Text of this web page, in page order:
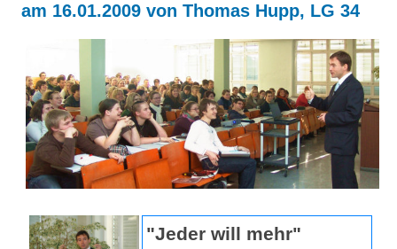
Eduthek
QM-Zertifizierung nach SGB III / AZAV
Unsere Linktipps
Pressearchiv
Benzolring-Archiv
am 16.01.2009 von Thomas Hupp, LG 34
"Jeder will mehr"